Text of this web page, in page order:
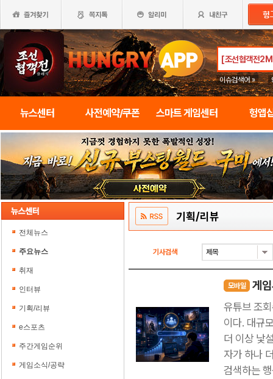
이슈검색어 »
뉴스센터 사전예약/쿠폰 스마트 게임센터 헝앱
전체뉴스
주요뉴스
취재
인터뷰
기획/리뷰
e스포츠
주간게임순위
게임소식/공략
기획/리뷰
기사검색
모바일 게
유튜브 조
이다. 대규
더 이상 낯
자가 하나
검색하는